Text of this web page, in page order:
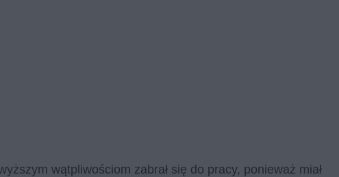
wątpliwościom zabrał się do pracy, ponieważ miał